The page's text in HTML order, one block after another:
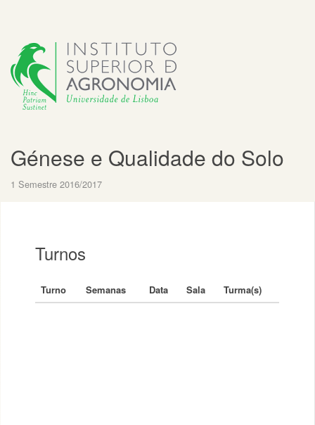
Génese e Qualidade do Solo
1 Semestre 2016/2017
Turnos
Turno Semanas Data Sala Turma(s)